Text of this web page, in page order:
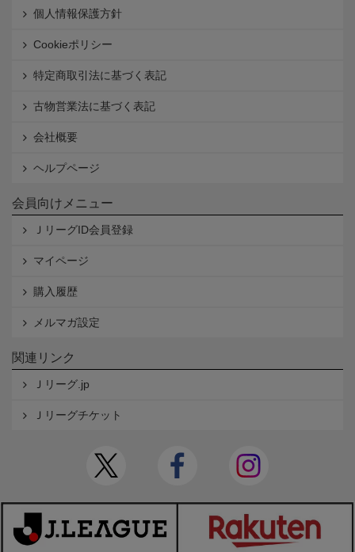
個人情報保護方針
Cookieポリシー
特定商取引法に基づく表記
古物営業法に基づく表記
会社概要
ヘルプページ
会員向けメニュー
ＪリーグID会員登録
マイページ
購入履歴
メルマガ設定
関連リンク
Ｊリーグ.jp
Ｊリーグチケット